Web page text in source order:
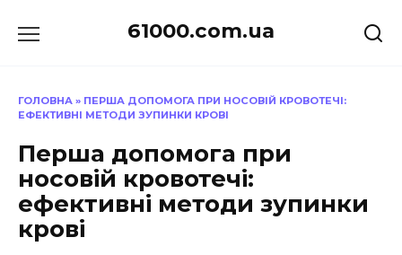
до
61000.com.ua
ГОЛОВНА » ПЕРША ДОПОМОГА ПРИ НОСОВІЙ КРОВОТЕЧІ:
ЕФЕКТИВНІ МЕТОДИ ЗУПИНКИ КРОВІ
Перша допомога при
носовій кровотечі:
ефективні методи зупинки
крові